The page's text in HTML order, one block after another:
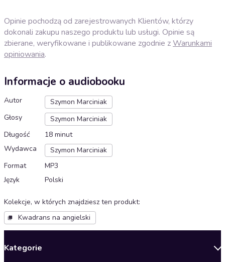
Opinie pochodzą od zarejestrowanych Klientów, którzy
dokonali zakupu naszego produktu lub usługi. Opinie są
zbierane, weryfikowane i publikowane zgodnie zWarunkami
opiniowania.
Informacje o audiobooku
Autor
Szymon Marciniak
Głosy
Szymon Marciniak
Długość
18 minut
Wydawca
Szymon Marciniak
Format
MP3
Język
Polski
Kolekcje, w których znajdziesz ten produkt:
Kwadrans na angielski
Kategorie